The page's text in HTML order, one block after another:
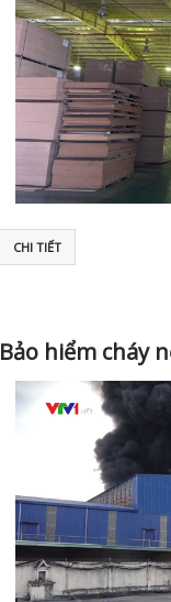
CHI TIẾT
Bảo hiểm cháy